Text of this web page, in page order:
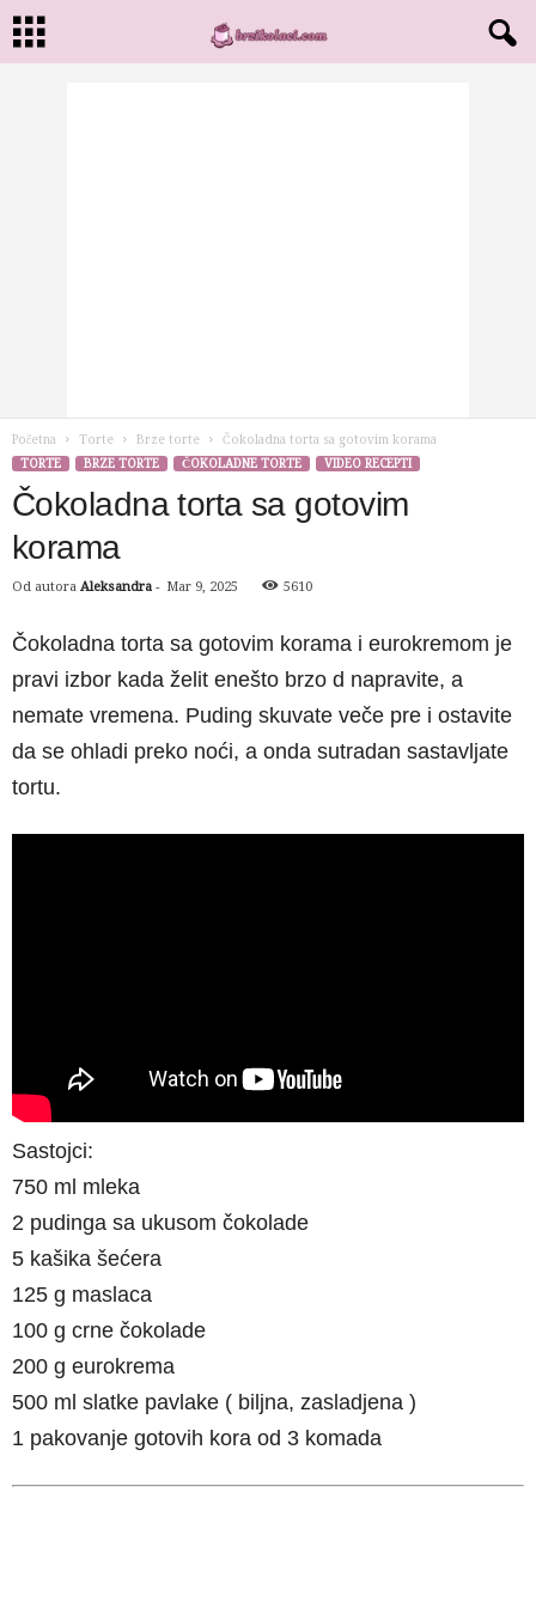
Početna Torte Brze torte
Čokoladna torta sa gotovim korama
TORTE
BRZE TORTE ČOKOLADNE TORTE VIDEO RECEPTI
Čokoladna torta sa gotovim
korama
Od autora Aleksandra - Mar 9, 2025 5610
Čokoladna torta sa gotovim korama i eurokremom je
pravi izbor kada želit enešto brzo d napravite, a
nemate vremena. Puding skuvate veče pre i ostavite
da se ohladi preko noći, a onda sutradan sastavljate
tortu.
Sastojci:
750 ml mleka
2 pudinga sa ukusom čokolade
5 kašika šećera
125 g maslaca
100 g crne čokolade
200 g eurokrema
500 ml slatke pavlake ( biljna, zasladjena )
1 pakovanje gotovih kora od 3 komada